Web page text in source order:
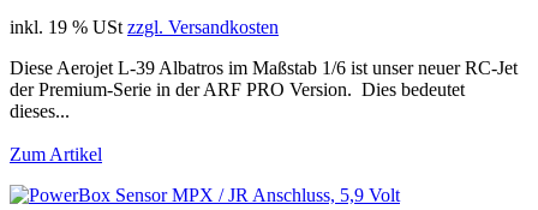
inkl. 19 % USt zzgl. Versandkosten
Diese Aerojet L-39 Albatros im Maßstab 1/6 ist unser neuer RC-Jet
der Premium-Serie in der ARF PRO Version. Dies bedeutet
dieses...
Zum Artikel